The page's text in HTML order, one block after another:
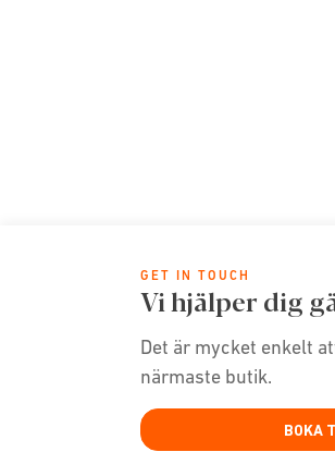
GET IN TOUCH
Vi hjälper dig
Det är mycket enkelt
närmaste butik.
BOKA